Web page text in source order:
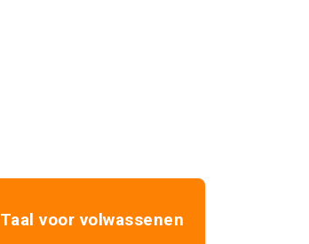
Taal voor volwassenen